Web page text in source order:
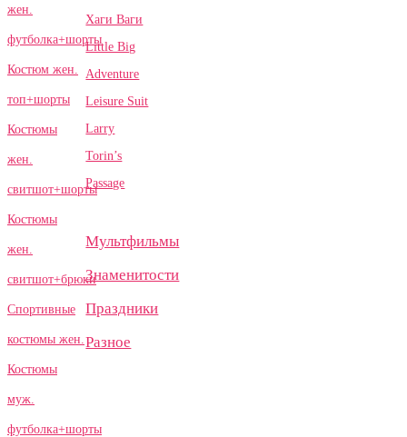
жен.
футболка+шорты
Костюм жен.
топ+шорты
Костюмы
жен.
свитшот+шорты
Костюмы
жен.
свитшот+брюки
Спортивные
костюмы жен.
Костюмы
муж.
футболка+шорты
Хаги Ваги
Little Big
Adventure
Leisure Suit
Larry
Torin’s
Passage
Мультфильмы
Знаменитости
Праздники
Разное